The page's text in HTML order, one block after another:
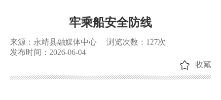
牢乘船安全防线
来源：永靖县融媒体中心 浏览次数： 127次
发布时间：2026-06-04
收藏